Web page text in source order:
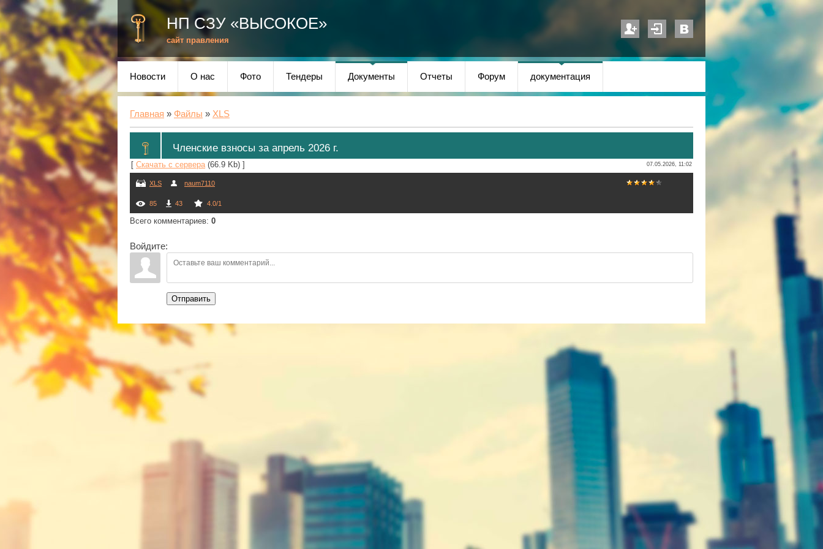
НП СЗУ «ВЫСОКОЕ»
сайт правления
Новости О нас Фото Тендеры Документы Отчеты Форум документация
Главная » Файлы » XLS
Членские взносы за апрель 2026 г.
[ Скачать с сервера (66.9 Kb) ] 07.05.2026, 11:02
XLS naum7110
85 43 4.0/1
Всего комментариев: 0
Войдите:
Отправить